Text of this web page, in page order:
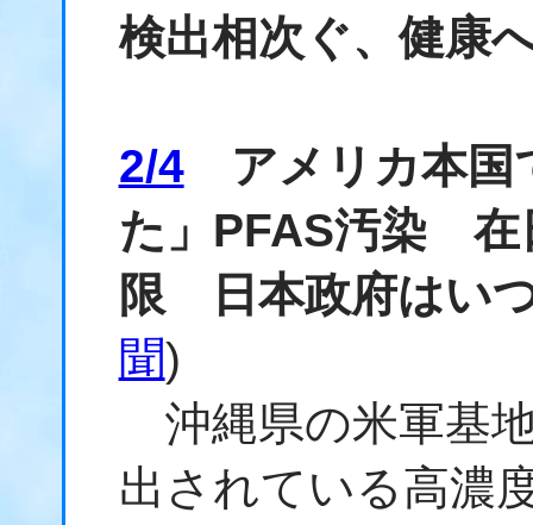
検出相次ぐ、健康
2/4アメリカ本国
た」PFAS汚染 在
限 日本政府はい
聞)
沖縄県の米軍基
出されている高濃